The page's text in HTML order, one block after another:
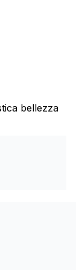
bellezza